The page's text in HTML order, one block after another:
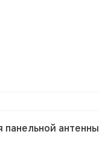
панельной антенны